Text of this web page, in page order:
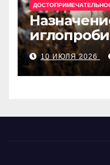
матов
10 ИЮЛЯ 2026